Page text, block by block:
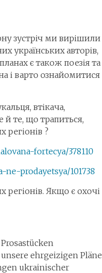
зустріч ми вирішили
українських авторів,
є також поезія та
і варто ознайомитися
втікача,
й те, що трапиться,
регіонів ?
fortecya/378110
ne-prodayetsya/101738
регіонів. Якщо є охочі
ehrgeizigen Pläne
ukrainischer